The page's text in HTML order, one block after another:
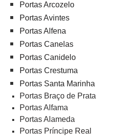
Portas Arcozelo
Portas Avintes
Portas Alfena
Portas Canelas
Portas Canidelo
Portas Crestuma
Portas Santa Marinha
Portas Braço de Prata
Portas Alfama
Portas Alameda
Portas Príncipe Real